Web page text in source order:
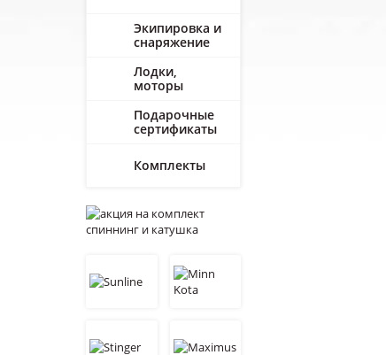
Экипировка и
снаряжение
Лодки,
моторы
Подарочные
сертификаты
Комплекты